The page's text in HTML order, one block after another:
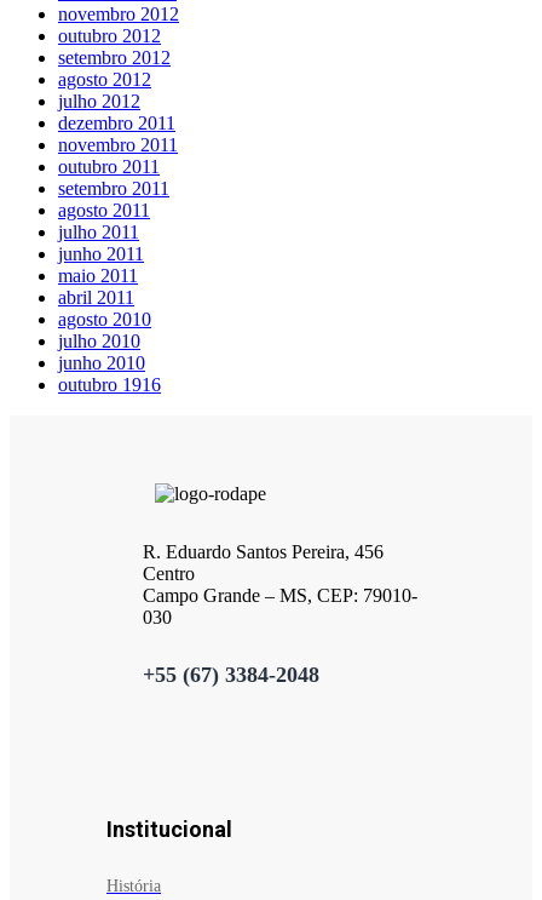
novembro 2012
outubro 2012
setembro 2012
agosto 2012
julho 2012
dezembro 2011
novembro 2011
outubro 2011
setembro 2011
agosto 2011
julho 2011
junho 2011
maio 2011
abril 2011
agosto 2010
julho 2010
junho 2010
outubro 1916
R. Eduardo Santos Pereira, 456
Centro
Campo Grande – MS, CEP: 79010-
030
+55 (67) 3384-2048
Institucional
História